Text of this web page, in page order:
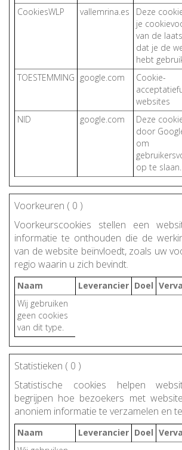
CookiesWLP vallemrina.es
Deze
je
van de
dat je de
hebt
TOESTEMMING google.com
Cookie-
websites
NID google.com
Deze
door
om
op te slaan.
Voorkeuren ( 0 )
Voorkeurscookies stellen een
informatie te onthouden die de
van de website beïnvloedt, zoals uw
regio waarin u zich bevindt.
Naam Leverancier Doel
Wij gebruiken
geen cookies
van dit type.
Statistieken ( 0 )
Statistische cookies helpen
begrijpen hoe bezoekers met
anoniem informatie te verzamelen en
Naam Leverancier Doel